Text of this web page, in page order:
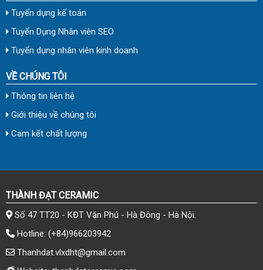
Tuyển dụng kế toán
Tuyển Dụng Nhân viên SEO
Tuyển dụng nhân viên kinh doanh
VỀ CHÚNG TÔI
Thông tin liên hệ
Giới thiệu về chúng tôi
Cam kết chất lượng
THÀNH ĐẠT CERAMIC
Số 47 TT20 - KĐT Văn Phú - Hà Đông - Hà Nội.
Hotline: (+84)966203942
Thanhdat.vlxdht@gmail.com